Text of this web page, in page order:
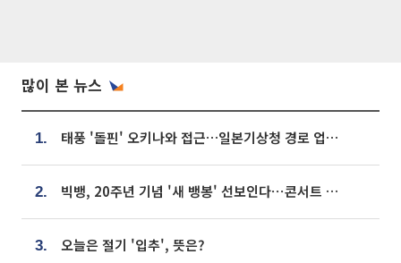
많이 본 뉴스
1. 태풍 '돌핀' 오키나와 접근…일본기상청 경로 업데이트
2. 빅뱅, 20주년 기념 '새 뱅봉' 선보인다⋯콘서트 앞두고 팝업 개최
3. 오늘은 절기 '입추', 뜻은?